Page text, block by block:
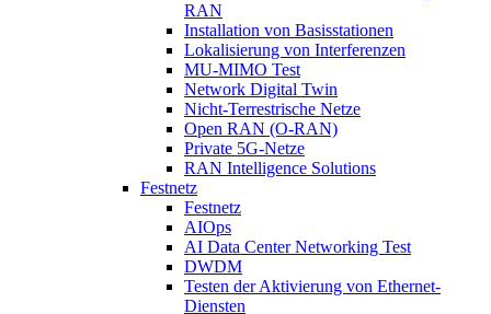
RAN
Installation von Basisstationen
Lokalisierung von Interferenzen
MU-MIMO Test
Network Digital Twin
Nicht-Terrestrische Netze
Open RAN (O-RAN)
Private 5G-Netze
RAN Intelligence Solutions
Festnetz
Festnetz
AIOps
AI Data Center Networking Test
DWDM
Testen der Aktivierung von Ethernet-
Diensten